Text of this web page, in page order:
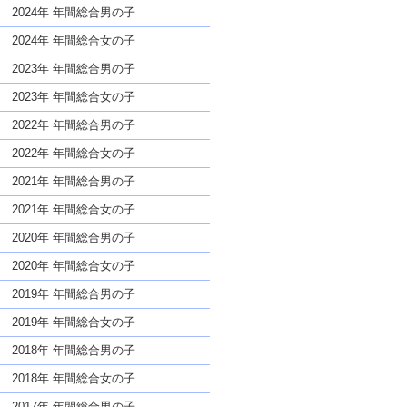
名前であっても奇抜すぎない
2024年 年間総合男の子
2024年 年間総合女の子
2023年 年間総合男の子
2023年 年間総合女の子
2022年 年間総合男の子
2022年 年間総合女の子
2021年 年間総合男の子
2021年 年間総合女の子
2020年 年間総合男の子
2020年 年間総合女の子
2019年 年間総合男の子
2019年 年間総合女の子
2018年 年間総合男の子
2018年 年間総合女の子